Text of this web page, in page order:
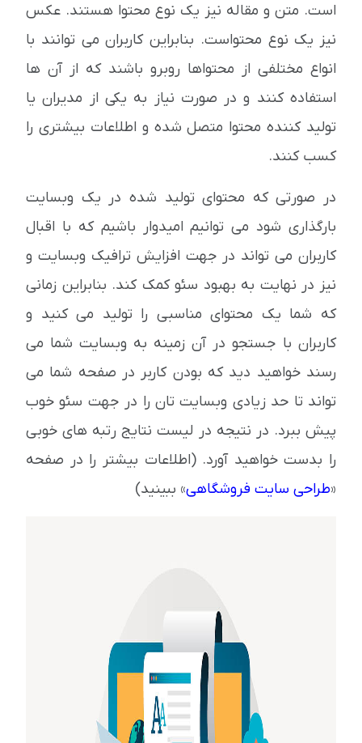
است. متن و مقاله نیز یک نوع محتوا هستند. عکس
نیز یک نوع محتواست. بنابراین کاربران می توانند با
انواع مختلفی از محتواها روبرو باشند که از آن ها
استفاده کنند و در صورت نیاز به یکی از مدیران یا
تولید کننده محتوا متصل شده و اطلاعات بیشتری را
کسب کنند.
در صورتی که محتوای تولید شده در یک وبسایت
بارگذاری شود می توانیم امیدوار باشیم که با اقبال
کاربران می تواند در جهت افزایش ترافیک وبسایت و
نیز در نهایت به بهبود سئو کمک کند. بنابراین زمانی
که شما یک محتوای مناسبی را تولید می کنید و
کاربران با جستجو در آن زمینه به وبسایت شما می
رسند خواهید دید که بودن کاربر در صفحه شما می
تواند تا حد زیادی وبسایت تان را در جهت سئو خوب
پیش ببرد. در نتیجه در لیست نتایج رتبه های خوبی
را بدست خواهید آورد. (اطلاعات بیشتر را در صفحه
«طراحی سایت فروشگاهی» ببینید)